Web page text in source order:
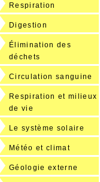
Respiration
Digestion
Élimination des
déchets
Circulation sanguine
Respiration et milieux
de vie
Le système solaire
Météo et climat
Géologie externe